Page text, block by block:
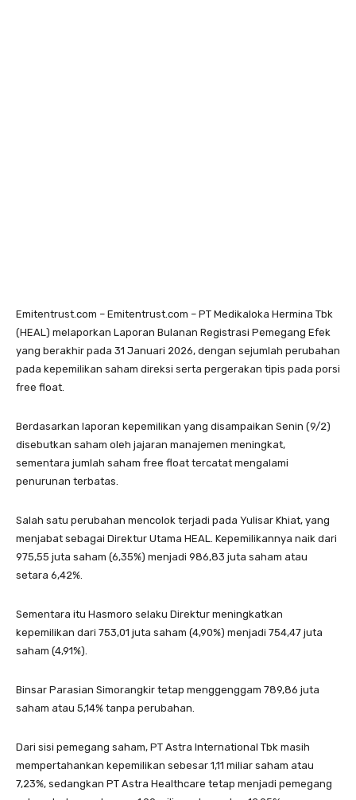
Emitentrust.com – Emitentrust.com – PT Medikaloka Hermina Tbk
(HEAL) melaporkan Laporan Bulanan Registrasi Pemegang Efek
yang berakhir pada 31 Januari 2026, dengan sejumlah perubahan
pada kepemilikan saham direksi serta pergerakan tipis pada porsi
free float.
Berdasarkan laporan kepemilikan yang disampaikan Senin (9/2)
disebutkan saham oleh jajaran manajemen meningkat,
sementara jumlah saham free float tercatat mengalami
penurunan terbatas.
Salah satu perubahan mencolok terjadi pada Yulisar Khiat, yang
menjabat sebagai Direktur Utama HEAL. Kepemilikannya naik dari
975,55 juta saham (6,35%) menjadi 986,83 juta saham atau
setara 6,42%.
Sementara itu Hasmoro selaku Direktur meningkatkan
kepemilikan dari 753,01 juta saham (4,90%) menjadi 754,47 juta
saham (4,91%).
Binsar Parasian Simorangkir tetap menggenggam 789,86 juta
saham atau 5,14% tanpa perubahan.
Dari sisi pemegang saham, PT Astra International Tbk masih
mempertahankan kepemilikan sebesar 1,11 miliar saham atau
7,23%, sedangkan PT Astra Healthcare tetap menjadi pemegang